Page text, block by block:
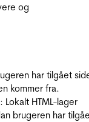
og
har tilgået
kommer fra.
: Lokalt HTML-lager
brugeren har